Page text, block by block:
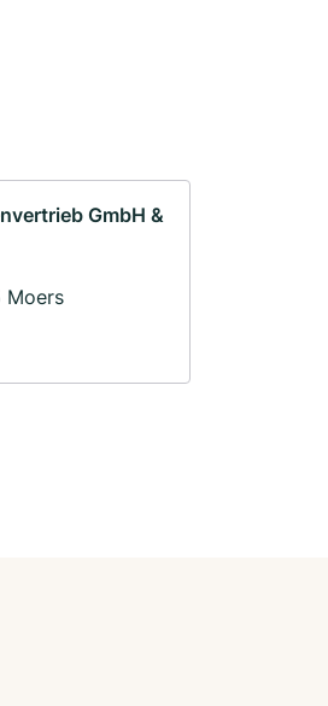
GmbH &
Moers